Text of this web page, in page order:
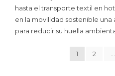
hasta el transporte textil en
en la movilidad sostenible
para reducir su huella
1 2